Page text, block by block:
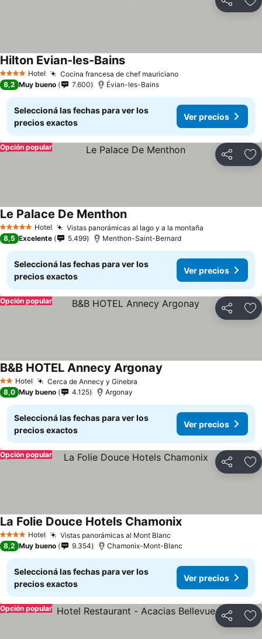
Compartir
4 EstrellasHotel Cocina francesa de chef mauricianoVer precios
Hilton Evian-les-BainsVer precios
8,2 Muy bueno 7.600 Évian-les-Bains
Seleccioná las fechas para ver los
precios exactos
Ver precios
Compartir
Opción popular
5 Estrellas Hotel Vistas panorámicas al lago y a la montaña
Le Palace De MenthonVer precios
8,5 Excelente 5.499 Menthon-Saint-Bernard
Seleccioná las fechas para ver los
precios exactos
Ver precios
Compartir
Opción popular
2 Estrellas
Hotel Cerca de Annecy y Ginebra
B&B HOTEL Annecy Argonay
8,0 Muy bueno 4.125 Argonay
Seleccioná las fechas para ver los
precios exactos
Ver precios
Compartir
Opción popular
4 EstrellasHotel Vistas panorámicas al Mont Blanc
La Folie Douce Hotels ChamonixVer precios
8,2 Muy bueno 9.354 Chamonix-Mont-Blanc
Seleccioná las fechas para ver los
precios exactos
Ver precios
Compartir
Opción popular